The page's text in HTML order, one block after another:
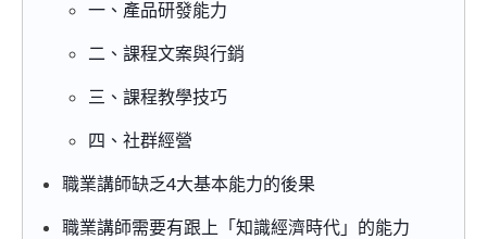
一、產品研發能力
二、課程文案與行銷
三、課程教學技巧
四、社群經營
職業講師缺乏4大基本能力的後果
職業講師需要有跟上「知識經濟時代」的能力